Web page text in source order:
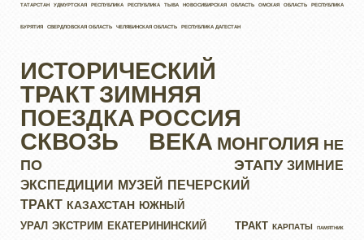
ТАТАРСТАН УДМУРТСКАЯ РЕСПУБЛИКА РЕСПУБЛИКА ТЫВА НОВОСИБИРСКАЯ ОБЛАСТЬ ОМСКАЯ ОБЛАСТЬ РЕСПУБЛИКА
БУРЯТИЯ СВЕРДЛОВСКАЯ ОБЛАСТЬ ЧЕЛЯБИНСКАЯ ОБЛАСТЬ РЕСПУБЛИКА ДАГЕСТАН
ИСТОРИЧЕСКИЙ
ТРАКТЗИМНЯЯ
ПОЕЗДКА РОССИЯ
СКВОЗЬ ВЕКА МОНГОЛИЯ НЕ
ПО ЭТАПУ ЗИМНИЕ
ЭКСПЕДИЦИИ
МУЗЕЙ
ПЕЧЕРСКИЙ
ТРАКТ КАЗАХСТАН ЮЖНЫЙ
УРАЛ ЭКСТРИМ ЕКАТЕРИНИНСКИЙ ТРАКТ КАРПАТЫ ПАМЯТНИК